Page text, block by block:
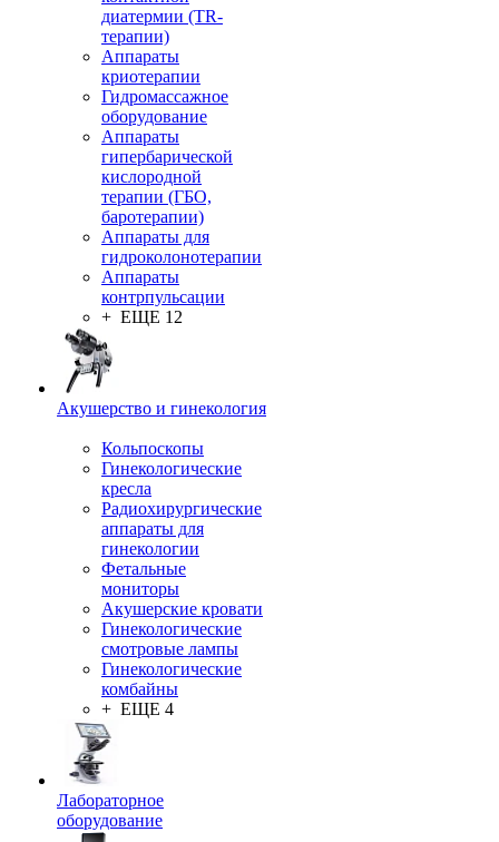
диатермии (TR-
терапии)
Аппараты
криотерапии
Гидромассажное
оборудование
Аппараты
гипербарической
кислородной
терапии (ГБО,
баротерапии)
Аппараты для
гидроколонотерапии
Аппараты
контрпульсации
+ ЕЩЕ 12
Акушерство и гинекология
Кольпоскопы
Гинекологические
кресла
Радиохирургические
аппараты для
гинекологии
Фетальные
мониторы
Акушерские кровати
Гинекологические
смотровые лампы
Гинекологические
комбайны
+ ЕЩЕ 4
Лабораторное
оборудование